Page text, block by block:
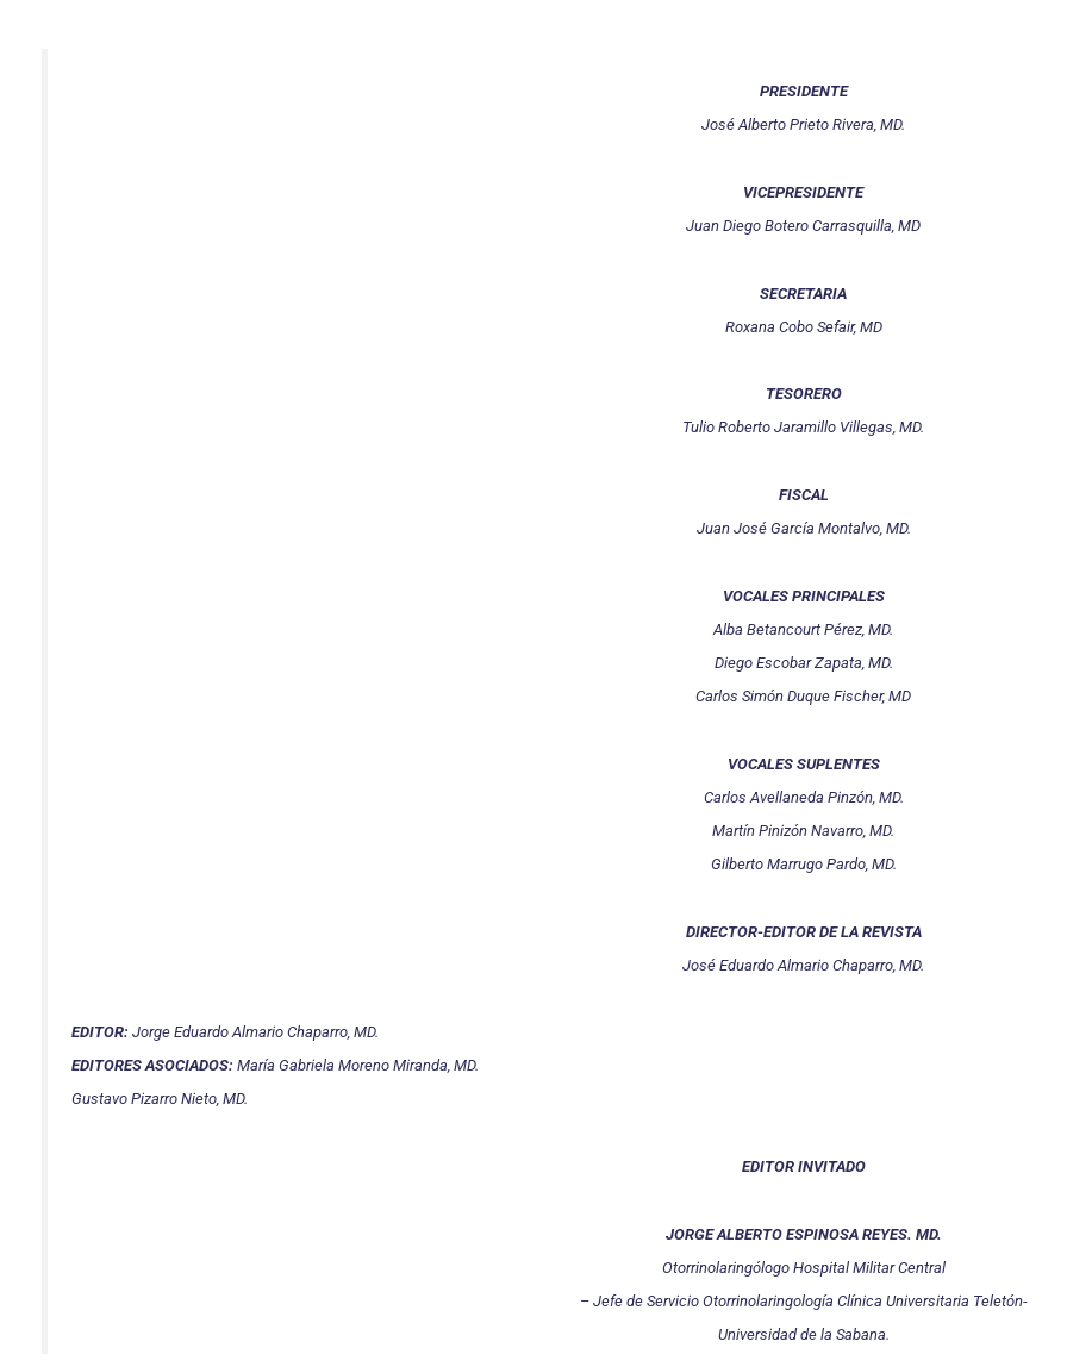
PRESIDENTE
José Alberto Prieto Rivera, MD.
VICEPRESIDENTE
Juan Diego Botero Carrasquilla, MD
SECRETARIA
Roxana Cobo Sefair, MD
TESORERO
Tulio Roberto Jaramillo Villegas, MD.
FISCAL
Juan José García Montalvo, MD.
VOCALES PRINCIPALES
Alba Betancourt Pérez, MD.
Diego Escobar Zapata, MD.
Carlos Simón Duque Fischer, MD
VOCALES SUPLENTES
Carlos Avellaneda Pinzón, MD.
Martín Pinizón Navarro, MD.
Gilberto Marrugo Pardo, MD.
DIRECTOR-EDITOR DE LA REVISTA
José Eduardo Almario Chaparro, MD.
EDITOR: Jorge Eduardo Almario Chaparro, MD.
EDITORES ASOCIADOS: María Gabriela Moreno Miranda, MD.
Gustavo Pizarro Nieto, MD.
EDITOR INVITADO
JORGE ALBERTO ESPINOSA REYES. MD.
Otorrinolaringólogo Hospital Militar Central
– Jefe de Servicio Otorrinolaringología Clínica Universitaria Teletón-
Universidad de la Sabana.